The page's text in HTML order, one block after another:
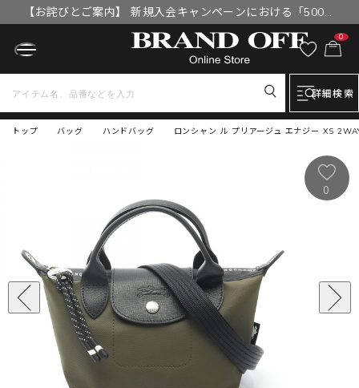
【お詫びとご案内】 新規入会キャンペーンにおける「500円
OFFクーポン」付与漏れと補填について
0
詳細検索
トップ ロンシャン ル プリアージュ エナジー XS
バッグ ハンドバッグ
0